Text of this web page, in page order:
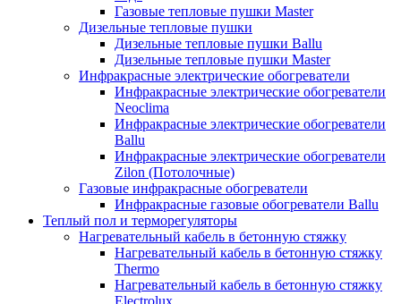
Газовые тепловые пушки Master
Дизельные тепловые пушки
Дизельные тепловые пушки Ballu
Дизельные тепловые пушки Master
Инфракрасные электрические обогреватели
Инфракрасные электрические обогреватели
Neoclima
Инфракрасные электрические обогреватели
Ballu
Инфракрасные электрические обогреватели
Zilon (Потолочные)
Газовые инфракрасные обогреватели
Инфракрасные газовые обогреватели Ballu
Теплый пол и терморегуляторы
Нагревательный кабель в бетонную стяжку
Нагревательный кабель в бетонную стяжку
Thermo
Нагревательный кабель в бетонную стяжку
Electrolux